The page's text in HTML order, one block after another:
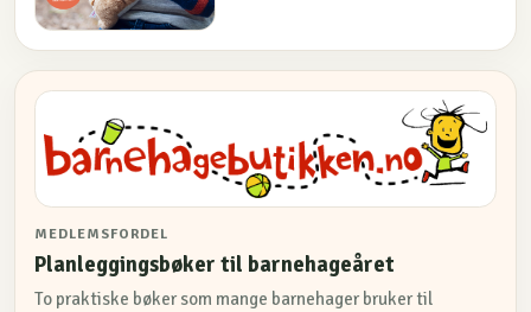
MEDLEMSFORDEL
Planleggingsbøker til barnehageåret
To praktiske bøker som mange barnehager bruker til